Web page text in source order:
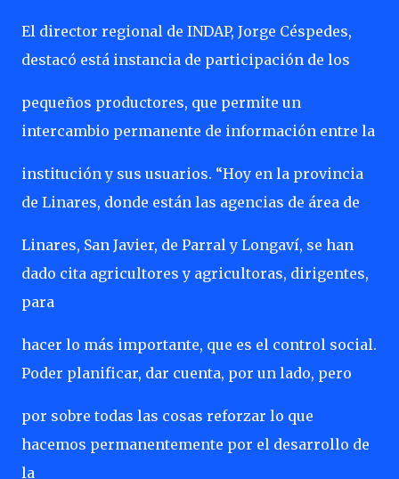
El director regional de INDAP, Jorge Céspedes,
destacó está instancia de participación de los
pequeños productores, que permite un
intercambio permanente de información entre la
institución y sus usuarios. “Hoy en la provincia
de Linares, donde están las agencias de área de
Linares, San Javier, de Parral y Longaví, se han
dado cita agricultores y agricultoras, dirigentes,
para
hacer lo más importante, que es el control social.
Poder planificar, dar cuenta, por un lado, pero
por sobre todas las cosas reforzar lo que
hacemos permanentemente por el desarrollo de
la